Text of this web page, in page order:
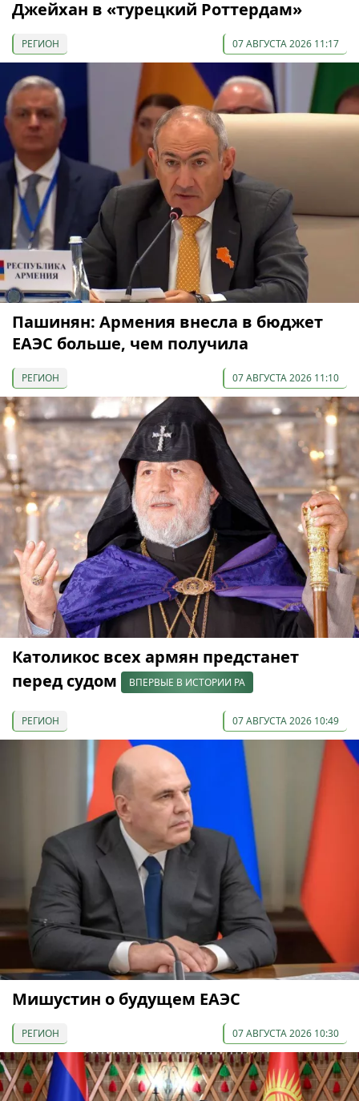
Джейхан в «турецкий Роттердам»
РЕГИОН 07 АВГУСТА 2026 11:17
Пашинян: Армения внесла в бюджет
ЕАЭС больше, чем получила
РЕГИОН 07 АВГУСТА 2026 11:10
Католикос всех армян предстанет
перед судом
ВПЕРВЫЕ В ИСТОРИИ РА
РЕГИОН 07 АВГУСТА 2026 10:49
Мишустин о будущем ЕАЭС
РЕГИОН 07 АВГУСТА 2026 10:30